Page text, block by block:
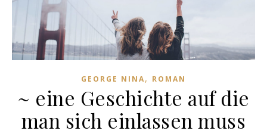
GEORGE NINA, ROMAN
~ eine Geschichte auf die
man sich einlassen muss